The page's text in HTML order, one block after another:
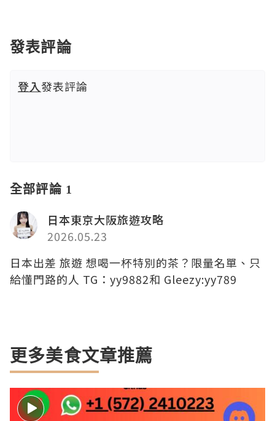
發表評論
登入發表評論
全部評論 1
日本東京大阪旅遊攻略
2026.05.23
日本出差 旅遊 想喝一杯特別的茶？限量名單、只
給懂門路的人 TG：yy9882和 Gleezy:yy789
更多美食文章推薦